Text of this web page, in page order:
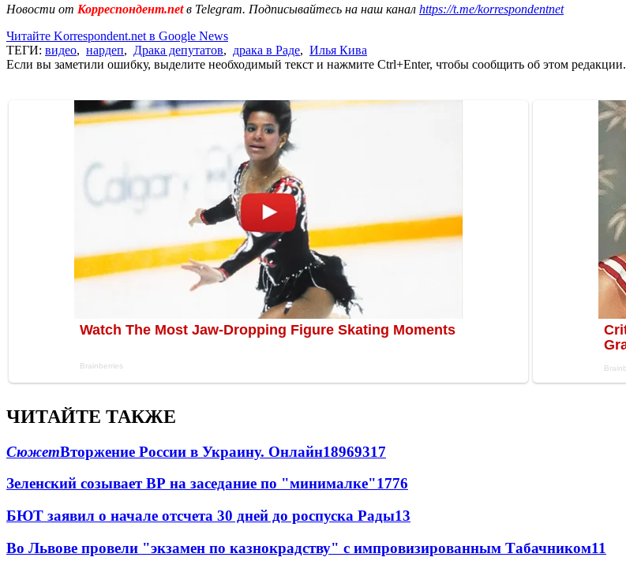
Новости от Корреспондент.netв Telegram. Подписывайтесь на наш канал https://t.me/korrespondentnet
Читайте Korrespondent.net в Google News
ТЕГИ: видео, нардеп, Драка депутатов, драка в Раде, Илья Кива
Если вы заметили ошибку, выделите необходимый текст и нажмите Ctrl+Enter, чтобы сообщить об этом редакции.
ЧИТАЙТЕ ТАКЖЕ
СюжетВторжение России в Украину. Онлайн18969317
Зеленский созывает ВР на заседание по "минималке"1776
БЮТ заявил о начале отсчета 30 дней до роспуска Рады13
Во Львове провели "экзамен по казнокрадству" с импровизированным Табачником11